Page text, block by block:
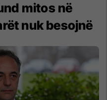
mitos në
nuk besojnë